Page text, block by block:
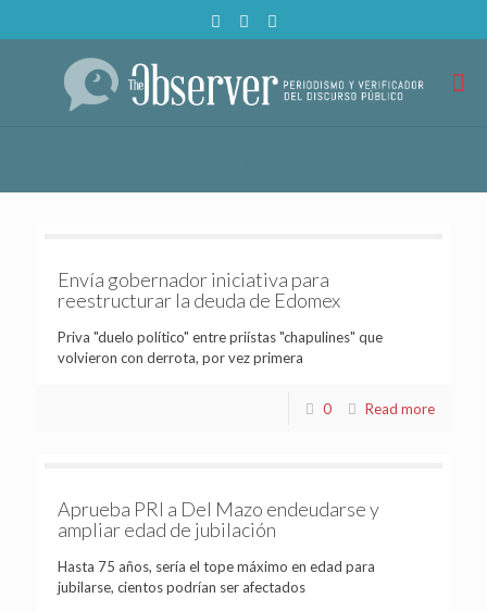
Envía gobernador iniciativa para
reestructurar la deuda de Edomex
Priva "duelo político" entre priístas "chapulines" que
volvieron con derrota, por vez primera
0 Read more
Aprueba PRI a Del Mazo endeudarse y
ampliar edad de jubilación
Hasta 75 años, sería el tope máximo en edad para
jubilarse, cientos podrían ser afectados